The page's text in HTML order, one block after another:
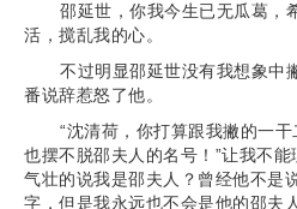
邵延世，你我今生已无瓜葛，
活，搅乱我的心。
不过明显邵延世没有我想象中
番说辞惹怒了他。
“沈清荷，你打算跟我撇的一
也摆不脱邵夫人的名号！”让我不
气壮的说我是邵夫人？曾经他不是
字，但是我永远也不会是他的邵夫